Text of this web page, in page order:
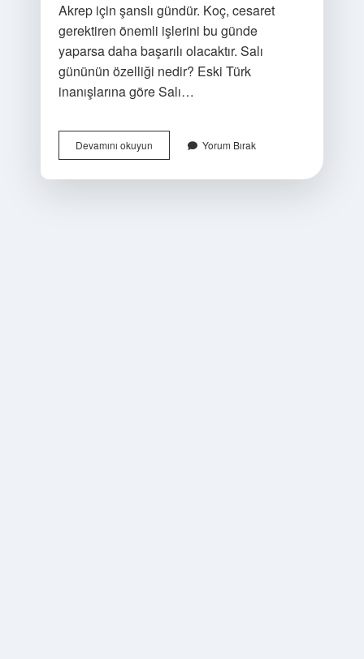
Akrep için şanslı gündür. Koç, cesaret
gerektiren önemli işlerini bu günde
yaparsa daha başarılı olacaktır. Salı
gününün özelliği nedir? Eski Türk
inanışlarına göre Salı…
Devamını okuyunSalı
Ne
Yorum Bırak